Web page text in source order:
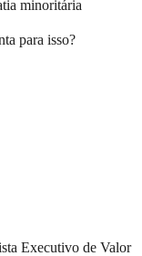
minoritária
para isso?
Executivo de Valor